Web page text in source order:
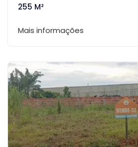
255 M²
Mais informações